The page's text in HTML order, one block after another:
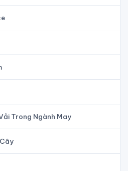
Trong Ngành May